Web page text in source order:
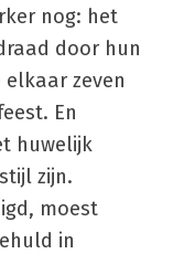
nog: het
door hun
zeven
En
huwelijk
zijn.
moest
in